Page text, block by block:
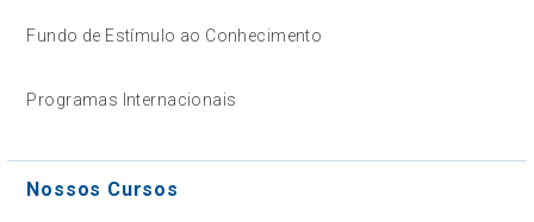
Fundo de Estímulo ao Conhecimento
Programas Internacionais
Nossos Cursos